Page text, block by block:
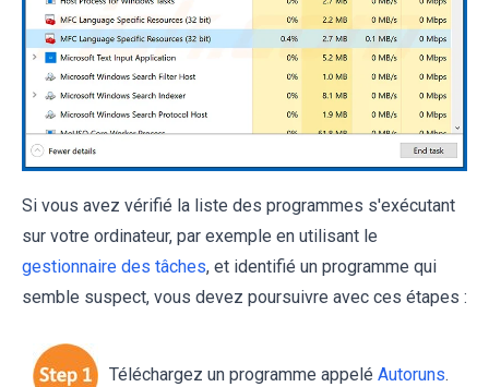
Si vous avez vérifié la liste des programmes s'exécutant
sur votre ordinateur, par exemple en utilisant le
gestionnaire des tâches, et identifié un programme qui
semble suspect, vous devez poursuivre avec ces étapes :
Téléchargez un programme appelé Autoruns.